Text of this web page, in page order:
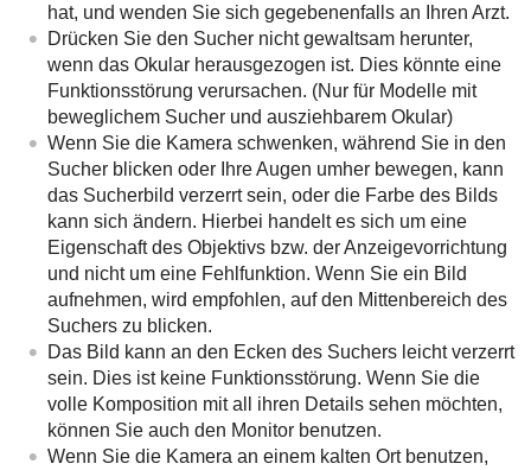
hat, und wenden Sie sich gegebenenfalls an Ihren Arzt.
Drücken Sie den Sucher nicht gewaltsam herunter,
wenn das Okular herausgezogen ist. Dies könnte eine
Funktionsstörung verursachen. (Nur für Modelle mit
beweglichem Sucher und ausziehbarem Okular)
Wenn Sie die Kamera schwenken, während Sie in den
Sucher blicken oder Ihre Augen umher bewegen, kann
das Sucherbild verzerrt sein, oder die Farbe des Bilds
kann sich ändern. Hierbei handelt es sich um eine
Eigenschaft des Objektivs bzw. der Anzeigevorrichtung
und nicht um eine Fehlfunktion. Wenn Sie ein Bild
aufnehmen, wird empfohlen, auf den Mittenbereich des
Suchers zu blicken.
Das Bild kann an den Ecken des Suchers leicht verzerrt
sein. Dies ist keine Funktionsstörung. Wenn Sie die
volle Komposition mit all ihren Details sehen möchten,
können Sie auch den Monitor benutzen.
Wenn Sie die Kamera an einem kalten Ort benutzen,